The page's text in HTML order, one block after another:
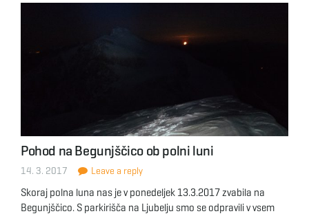
Pohod na Begunjščico ob polni luni
14. 3. 2017 Leave a reply
Skoraj polna luna nas je v ponedeljek 13.3.2017 zvabila na
Begunjščico. S parkirišča na Ljubelju smo se odpravili v vsem